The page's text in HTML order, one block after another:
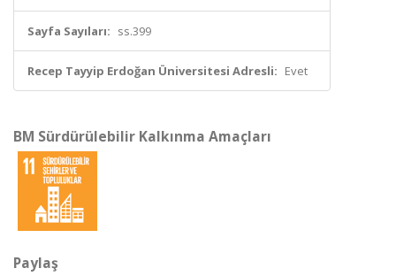
Sayfa Sayıları: ss.399
Recep Tayyip Erdoğan Üniversitesi Adresli: Evet
BM Sürdürülebilir Kalkınma Amaçları
Paylaş